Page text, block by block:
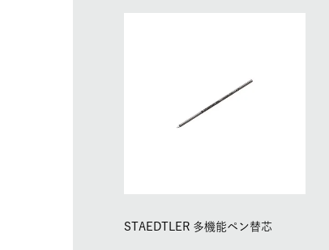
STAEDTLER 多機能ペン替芯